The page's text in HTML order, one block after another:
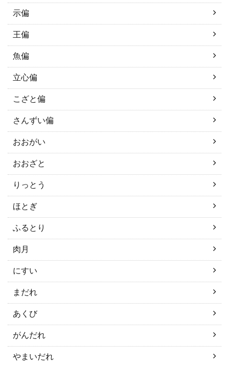
示偏
王偏
魚偏
立心偏
こざと偏
さんずい偏
おおがい
おおざと
りっとう
ほとぎ
ふるとり
肉月
にすい
まだれ
あくび
がんだれ
やまいだれ